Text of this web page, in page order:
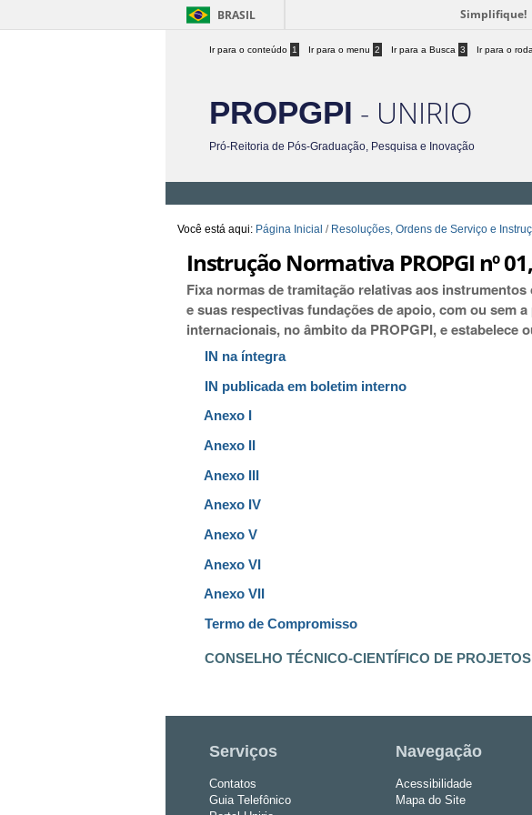
BRASIL Simplifique!
Ir para o conteúdo 1 Ir para o menu 2 Ir para a Busca 3 Ir para o
PROPGPI - UNIRIO
Pró-Reitoria de Pós-Graduação, Pesquisa e Inovação
Você está aqui: Página Inicial / Resoluções, Ordens de Serviço e
Instrução Normativa PROPGI nº
Fixa normas de tramitação relativas aos
e suas respectivas fundações de apoio, com ou sem
internacionais, no âmbito da PROPGPI, e estabelece
IN na íntegra
IN publicada em boletim interno
Anexo I
Anexo II
Anexo III
Anexo IV
Anexo V
Anexo VI
Anexo VII
Termo de Compromisso
CONSELHO TÉCNICO-CIENTÍFICO DE
Serviços
Contatos
Guia Telefônico
Navegação
Acessibilidade
Mapa do Site